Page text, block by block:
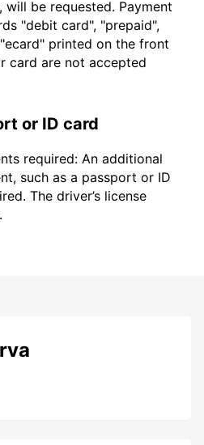
will be requested. Payment
"debit card", "prepaid",
printed on the front
card are not accepted
or ID card
required: An additional
such as a passport or ID
The driver’s license